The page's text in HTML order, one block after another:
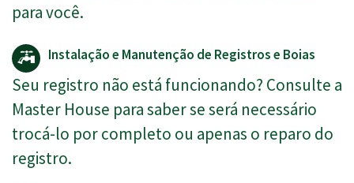
para você.
Instalação e Manutenção de Registros e Boias
Seu registro não está funcionando? Consulte a
Master House para saber se será necessário
trocá-lo por completo ou apenas o reparo do
registro.